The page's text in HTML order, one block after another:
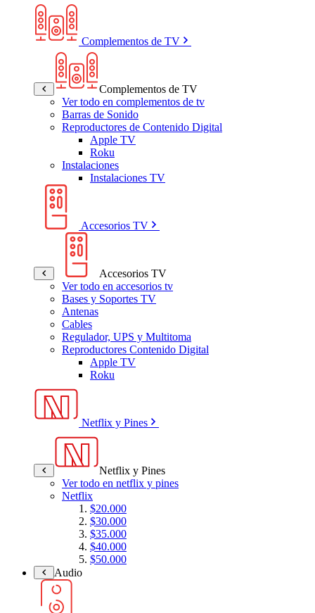
Complementos de TV
Complementos de TV
Ver todo en complementos de tv
Barras de Sonido
Reproductores de Contenido Digital
Apple TV
Roku
Instalaciones
Instalaciones TV
Accesorios TV
Accesorios TV
Ver todo en accesorios tv
Bases y Soportes TV
Antenas
Cables
Regulador, UPS y Multitoma
Reproductores Contenido Digital
Apple TV
Roku
Netflix y Pines
Netflix y Pines
Ver todo en netflix y pines
Netflix
$20.000
$30.000
$35.000
$40.000
$50.000
Audio